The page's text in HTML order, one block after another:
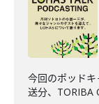
今回のポッド
送分、TORIBA